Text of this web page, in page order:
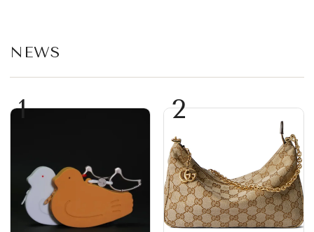
NEWS
1 2